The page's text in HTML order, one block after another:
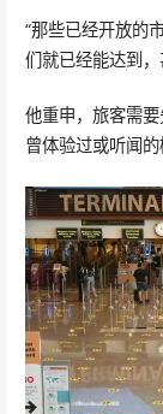
“那些已经开放的
们就已经能达到
他重申，旅客需
曾体验过或听闻的